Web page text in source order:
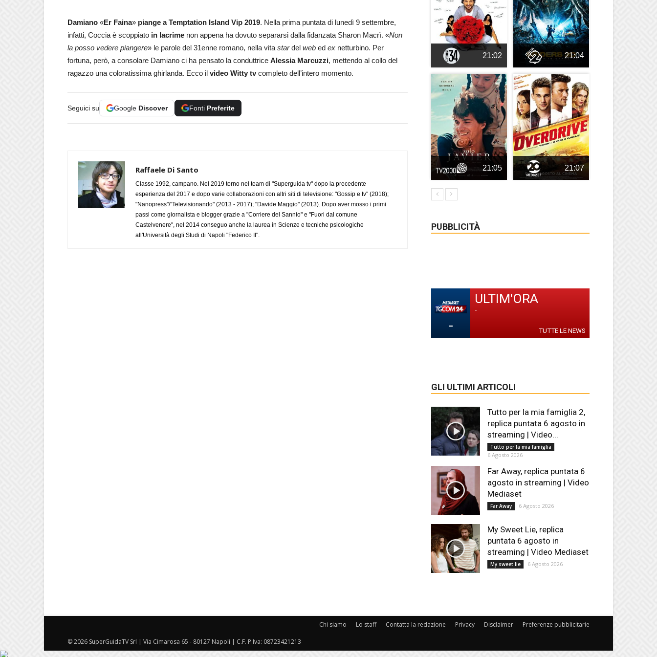
Damiano «Er Faina» piange a Temptation Island Vip 2019. Nella prima puntata di lunedì 9 settembre,
infatti, Coccia è scoppiato in lacrime non appena ha dovuto separarsi dalla fidanzata Sharon Macrì. «Non
la posso vedere piangere» le parole del 31enne romano, nella vita stardel web ed ex netturbino. Per
fortuna, però, a consolare Damiano ci ha pensato la conduttrice Alessia Marcuzzi, mettendo al collo del
ragazzo una coloratissima ghirlanda. Ecco il video Witty tvcompleto dell’intero momento.
Seguici su Google Discover Fonti Preferite
Raffaele Di Santo
Classe 1992, campano. Nel 2019 torno nel team di "Superguida tv" dopo la precedente
esperienza del 2017 e dopo varie collaborazioni con altri siti di televisione: "Gossip e tv" (2018);
"Nanopress"/"Televisionando" (2013 - 2017); "Davide Maggio" (2013). Dopo aver mosso i primi
passi come giornalista e blogger grazie a "Corriere del Sannio" e "Fuori dal comune
Castelvenere", nel 2014 conseguo anche la laurea in Scienze e tecniche psicologiche
all'Università degli Studi di Napoli "Federico II".
21:02 21:04
21:05 21:07
PUBBLICITÀ
-
ULTIM'ORA
-
TUTTE LE NEWS
GLI ULTIMI ARTICOLI
Tutto per la mia famiglia 2,
replica puntata 6 agosto in
streaming | Video...
Tutto per la mia famiglia
6 Agosto 2026
Far Away, replica puntata 6
agosto in streaming | Video
Mediaset
Far Away 6 Agosto 2026
My Sweet Lie, replica
puntata 6 agosto in
streaming | Video Mediaset
My sweet lie 6 Agosto 2026
Chi siamo Lo staff Contatta la redazione Privacy Disclaimer Preferenze pubblicitarie
© 2026 SuperGuidaTV Srl | Via Cimarosa 65 - 80127 Napoli | C.F. P.Iva: 08723421213